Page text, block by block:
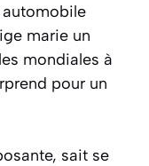
marie un
mondiales à
pour un
sait se